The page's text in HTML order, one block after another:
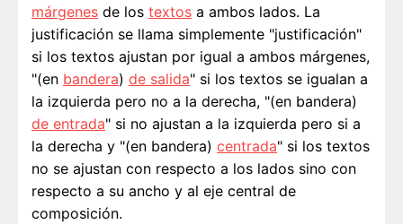
márgenes de los textos a ambos lados. La
justificación se llama simplemente "justificación"
si los textos ajustan por igual a ambos márgenes,
"(en bandera) de salida" si los textos se igualan a
la izquierda pero no a la derecha, "(en bandera)
de entrada" si no ajustan a la izquierda pero si a
la derecha y "(en bandera) centrada" si los textos
no se ajustan con respecto a los lados sino con
respecto a su ancho y al eje central de
composición.